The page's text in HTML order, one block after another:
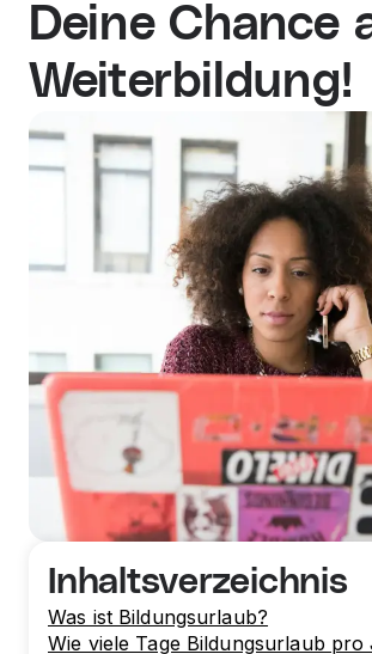
Deine Chance
Weiterbildung!
Inhaltsverzeichnis
Was ist Bildungsurlaub?
Wie viele Tage Bildungsurlaub